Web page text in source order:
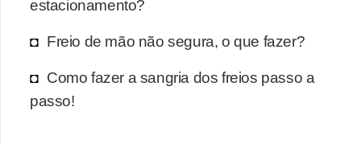
estacionamento?
Freio de mão não segura, o que fazer?
Como fazer a sangria dos freios passo a
passo!